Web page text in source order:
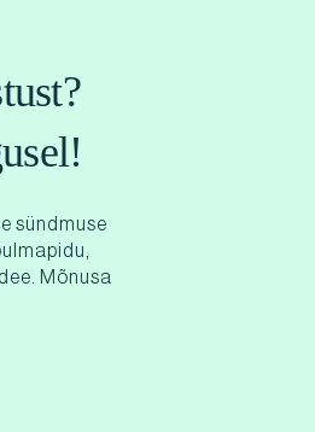
sündmuse
Mõnusa